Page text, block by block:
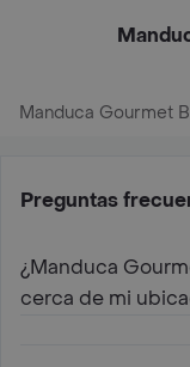
Manduca Gourmet
Preguntas
¿Manduca
cerca de mi